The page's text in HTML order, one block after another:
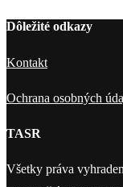
Dôležité odkazy
Kontakt
Ochrana osobných
TASR
Všetky práva